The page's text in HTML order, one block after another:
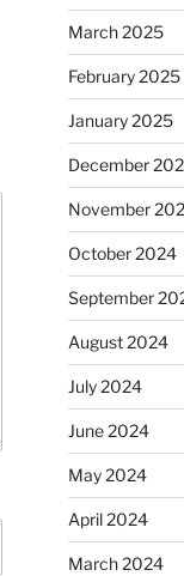
March 2025
February 2025
January 2025
December
November
October 2024
September
August 2024
July 2024
June 2024
May 2024
April 2024
March 2024